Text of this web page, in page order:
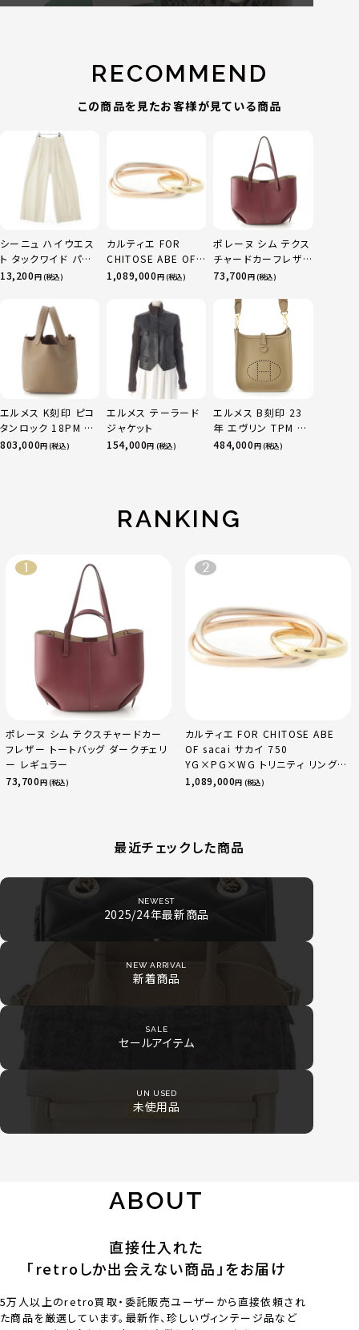
RECOMMEND
この商品を見たお客様が見ている商品
シーニュ ハイウエス
ト タックワイド パン
ツ ボトムス オフホワ
13,200円 (税込)
カルティエ FOR
CHITOSE ABE OF
sacai サカイ 750
ニティ リング 指輪 マ
ルチカラー 50 51
52 24.9g
1,089,000円 (税込)
ポレーヌ シム テクス
チャードカーフレザ
ー トートバッグ ダー
73,700円 (税込)
エルメス K刻印 ピコ
タンロック 18PM ト
リヨン ハンドバッグ
803,000円 (税込)
エルメス テーラード
ジャケット
154,000円 (税込)
エルメス B刻印 23
年 エヴリン TPM 16
アマゾン トリヨンク
484,000円 (税込)
RANKING
ポレーヌ シム テクスチャードカー
フレザー トートバッグ ダークチェリ
ー レギュラー
73,700円 (税込)
カルティエ FOR CHITOSE ABE
OF sacai サカイ 750
YG×PG×WG トリニティ リング
指輪 マルチカラー 50 51 52
1,089,000円 (税込)
最近チェックした商品
NEWEST
2025/24年最新商品
NEW ARRIVAL
新着商品
SALE
セールアイテム
UN USED
未使用品
ABOUT
直接仕入れた
「retroしか出会えない商品」をお届け
5万人以上のretro買取・委託販売ユーザーから直接依頼され
た商品を厳選しています。最新作、珍しいヴィンテージ品など